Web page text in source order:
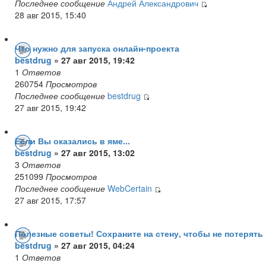
Последнее сообщение Андрей Александрович
28 авг 2015, 15:40
Что нужно для запуска онлайн-проекта
bestdrug » 27 авг 2015, 19:42
1 Ответов
260754 Просмотров
Последнее сообщение bestdrug
27 авг 2015, 19:42
Если Вы оказались в яме...
bestdrug » 27 авг 2015, 13:02
3 Ответов
251099 Просмотров
Последнее сообщение WebCertain
27 авг 2015, 17:57
Полезные советы! Сохраните на стену, чтобы не потерять
bestdrug » 27 авг 2015, 04:24
1 Ответов